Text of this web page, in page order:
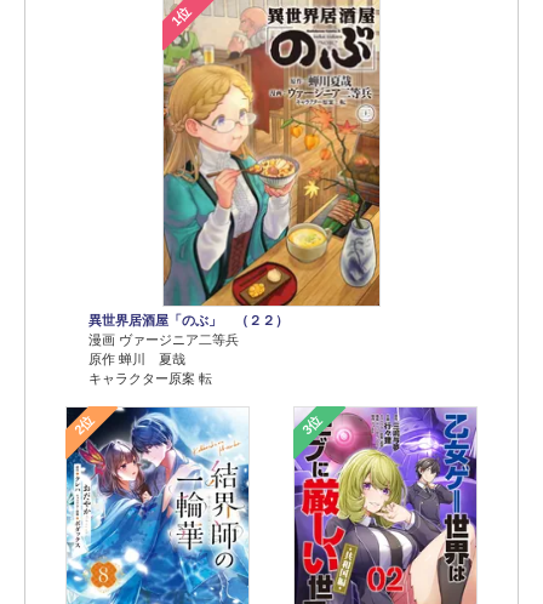
1位
異世界居酒屋「のぶ」 （２２）
漫画 ヴァージニア二等兵
原作 蝉川 夏哉
キャラクター原案 転
2位 3位